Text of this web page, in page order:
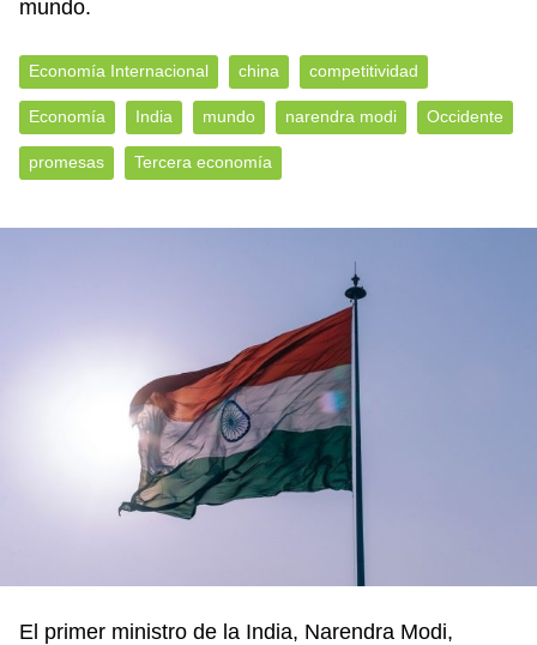
mundo.
Economía Internacional china competitividad
Economía India mundo narendra modi Occidente
promesas Tercera economía
El primer ministro de la India, Narendra Modi,